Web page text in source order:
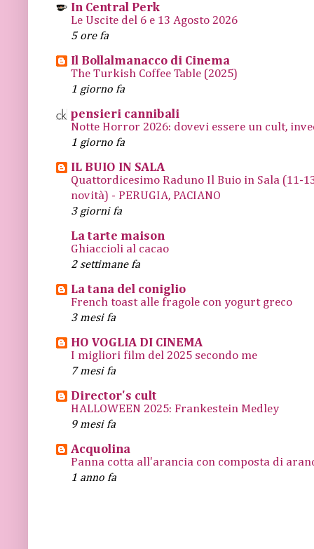
In Central Perk
Le Uscite del 6 e 13 Agosto 2026
5 ore fa
Il Bollalmanacco di Cinema
The Turkish Coffee Table (2025)
1 giorno fa
pensieri cannibali
Notte Horror 2026: dovevi essere un cult,
1 giorno fa
IL BUIO IN SALA
Quattordicesimo Raduno Il Buio in Sala (11-
novità) - PERUGIA, PACIANO
3 giorni fa
La tarte maison
Ghiaccioli al cacao
2 settimane fa
La tana del coniglio
French toast alle fragole con yogurt greco
3 mesi fa
HO VOGLIA DI CINEMA
I migliori film del 2025 secondo me
7 mesi fa
Director's cult
HALLOWEEN 2025: Frankestein Medley
9 mesi fa
Acquolina
Panna cotta all'arancia con composta di
1 anno fa